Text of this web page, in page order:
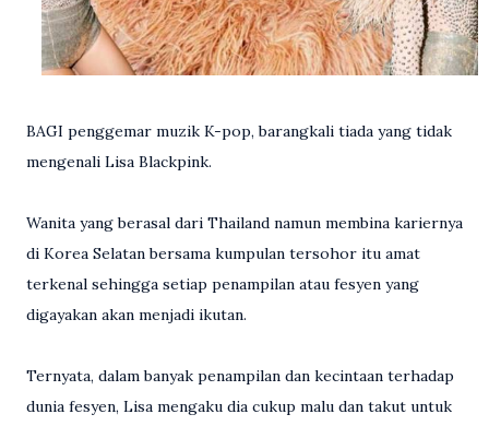
BAGI penggemar muzik K-pop, barangkali tiada yang tidak
mengenali Lisa Blackpink.
Wanita yang berasal dari Thailand namun membina kariernya
di Korea Selatan bersama kumpulan tersohor itu amat
terkenal sehingga setiap penampilan atau fesyen yang
digayakan akan menjadi ikutan.
Ternyata, dalam banyak penampilan dan kecintaan terhadap
dunia fesyen, Lisa mengaku dia cukup malu dan takut untuk